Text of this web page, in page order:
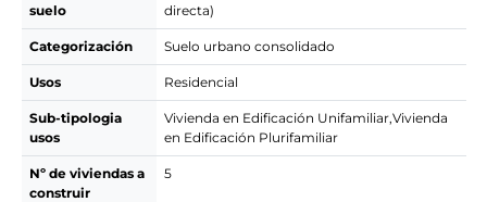
suelo
directa)
Categorización Suelo urbano consolidado
Usos Residencial
Sub-tipologia
usos
Vivienda en Edificación Unifamiliar,Vivienda
en Edificación Plurifamiliar
Nº de viviendas a
construir
5